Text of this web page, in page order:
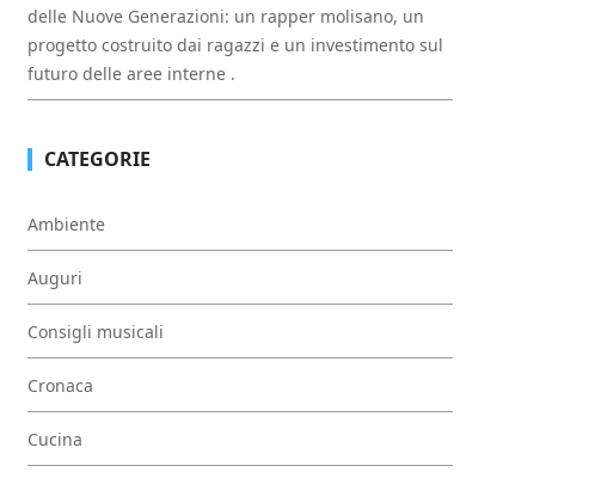
delle Nuove Generazioni: un rapper molisano, un
progetto costruito dai ragazzi e un investimento sul
futuro delle aree interne .
CATEGORIE
Ambiente
Auguri
Consigli musicali
Cronaca
Cucina